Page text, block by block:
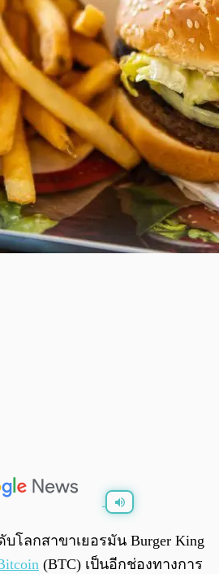
โลกสาขาเยอรมัน Burger King
(BTC) เป็นอีกช่องทางการ